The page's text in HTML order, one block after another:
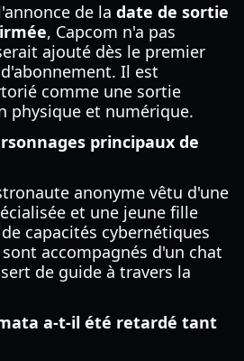
de la date de sortie
, Capcom n'a pas
ajouté dès le premier
Il est
comme une sortie
physique et numérique.
principaux de
anonyme vêtu d'une
et une jeune fille
capacités cybernétiques
accompagnés d'un chat
de guide à travers la
a-t-il été retardé tant